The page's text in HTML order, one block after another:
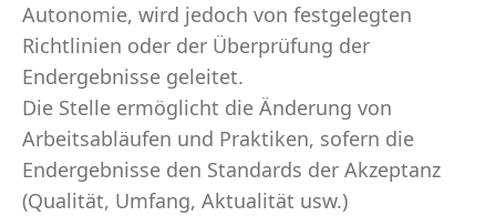
Autonomie, wird jedoch von festgelegten
Richtlinien oder der Überprüfung der
Endergebnisse geleitet.
Die Stelle ermöglicht die Änderung von
Arbeitsabläufen und Praktiken, sofern die
Endergebnisse den Standards der Akzeptanz
(Qualität, Umfang, Aktualität usw.)